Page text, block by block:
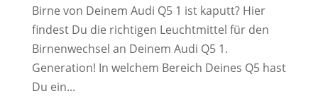
Birne von Deinem Audi Q5 1 ist kaputt? Hier
findest Du die richtigen Leuchtmittel für den
Birnenwechsel an Deinem Audi Q5 1.
Generation! In welchem Bereich Deines Q5 hast
Du ein...